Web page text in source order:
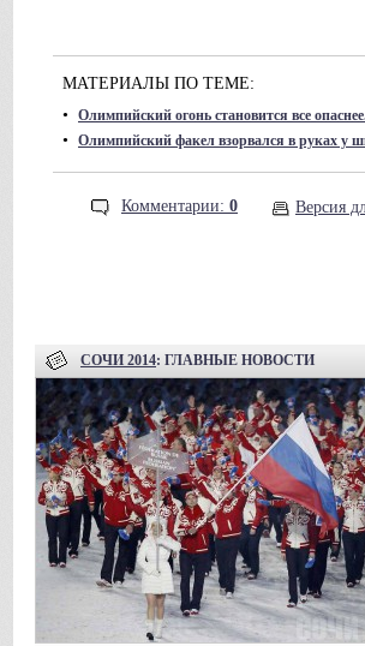
МАТЕРИАЛЫ ПО ТЕМЕ:
• Олимпийский огонь становится все
• Олимпийский факел взорвался в руках у
Комментарии: 0 Версия
СОЧИ 2014: ГЛАВНЫЕ НОВОСТИ